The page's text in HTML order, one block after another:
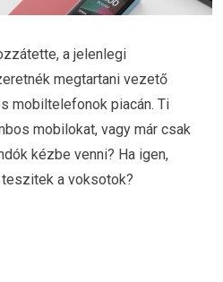
a jelenlegi
megtartani vezető
mobiltelefonok piacán. Ti
mobilokat, vagy már csak
kézbe venni? Ha igen,
a voksotok?